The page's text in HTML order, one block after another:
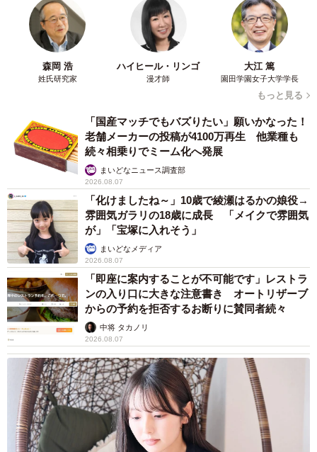
森岡 浩
姓氏研究家
ハイヒール・リンゴ
漫才師
大江 篤
園田学園女子大学学長
もっと見る
「国産マッチでもバズりたい」願いかなった！
老舗メーカーの投稿が4100万再生 他業種も
続々相乗りでミーム化へ発展
まいどなニュース調査部
2026.08.07
「化けましたね～」10歳で綾瀬はるかの娘役→
雰囲気ガラリの18歳に成長 「メイクで雰囲気
が」「宝塚に入れそう」
まいどなメディア
2026.08.07
「即座に案内することが不可能です」レストラ
ンの入り口に大きな注意書き オートリザーブ
からの予約を拒否するお断りに賛同者続々
中将 タカノリ
2026.08.07